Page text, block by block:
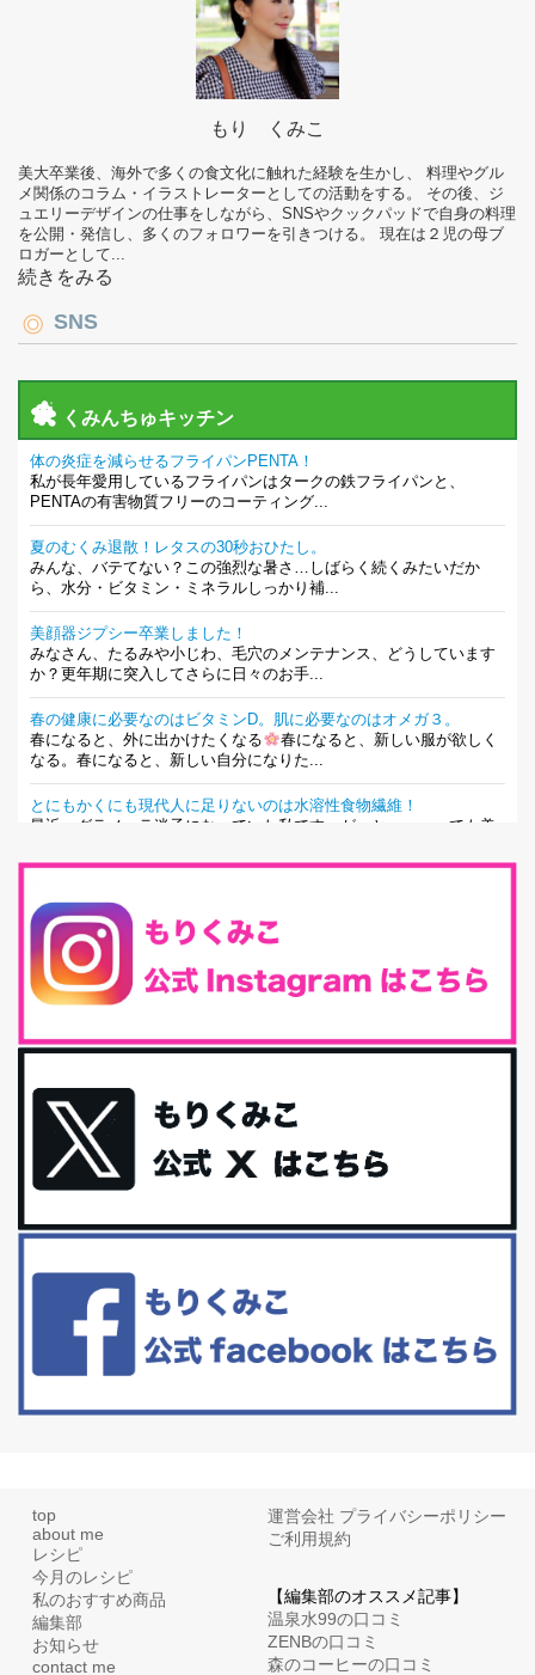
もり くみこ
美大卒業後、海外で多くの食文化に触れた経験を生かし、 料理やグル
メ関係のコラム・イラストレーターとしての活動をする。 その後、ジ
ュエリーデザインの仕事をしながら、SNSやクックパッドで自身の料理
を公開・発信し、多くのフォロワーを引きつける。 現在は２児の母ブ
ロガーとして...
続きをみる
SNS
くみんちゅキッチン
体の炎症を減らせるフライパンPENTA！
私が長年愛用しているフライパンはタークの鉄フライパンと、
PENTAの有害物質フリーのコーティング...
夏のむくみ退散！レタスの30秒おひたし。
みんな、バテてない？この強烈な暑さ…しばらく続くみたいだか
ら、水分・ビタミン・ミネラルしっかり補...
美顔器ジプシー卒業しました！
みなさん、たるみや小じわ、毛穴のメンテナンス、どうしています
か？更年期に突入してさらに日々のお手...
春の健康に必要なのはビタミンD。肌に必要なのはオメガ３。
春になると、外に出かけたくなる
春になると、新しい服が欲しく
なる。春になると、新しい自分になりた...
とにもかくにも現代人に足りないのは水溶性食物繊維！
最近、グラノーラ迷子になっていた私です。が、と〜〜〜っても美
腸内環境を整えることは、健康維持の中でいっちばん大事！だと私
は思っています。 ヒトの免...
iHerb特大セール終了間近！みんな何買う？
最近お風呂上がりの炭酸水をシリカシリカにしているんだけど確か
今回は、最近毎回定期的に購入している「楽天ふるさと納税」の返
礼品トップ５を紹介します。今までいろ...
更年期を穏やかに乗りきるために今できる５つのこと。
アラフィフからの体と心の整え方。 私も気づけばアラフィフ、これ
といった更年期症状はまだ...
白髪・美容・免疫力、現代人に足りないのは海藻！
リーブオイルorごま油をたらす。&n...
top
about me
レシピ
今月のレシピ
私のおすすめ商品
編集部
お知らせ
contact me
運営会社 プライバシーポリシー
ご利用規約
【編集部のオススメ記事】
温泉水99の口コミ
ZENBの口コミ
森のコーヒーの口コミ